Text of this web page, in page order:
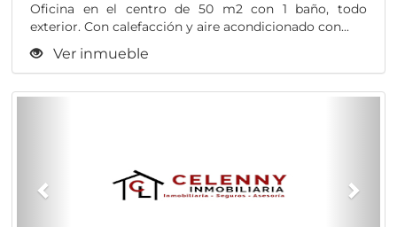
Oficina en el centro de 50 m2 con 1 baño, todo
exterior. Con calefacción y aire acondicionado con...
Ver inmueble